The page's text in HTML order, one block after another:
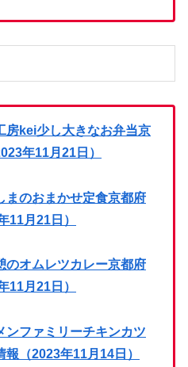
房kei少し大きなお弁当京
年11月21日）
まのおまかせ定食京都府
11月21日）
のオムレツカレー京都府
11月21日）
ンファミリーチキンカツ
（2023年11月14日）